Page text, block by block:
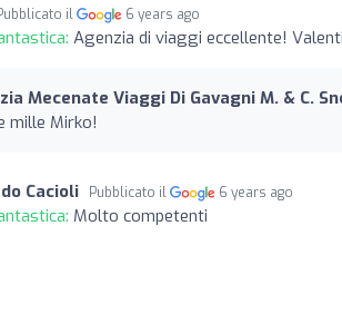
il 6 years ago
Agenzia di viaggi eccellente!
Mecenate Viaggi Di Gavagni M. & C.
mille Mirko!
Cacioli Pubblicato il 6 years ago
Molto competenti